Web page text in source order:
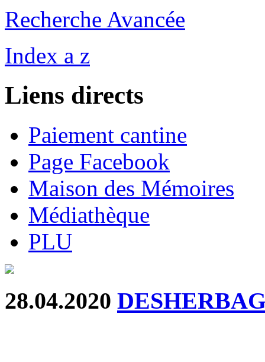
Recherche Avancée
Index a z
Liens directs
Paiement cantine
Page Facebook
Maison des Mémoires
Médiathèque
PLU
28.04.2020